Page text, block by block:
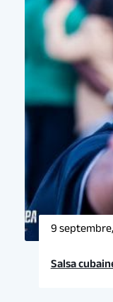
9
Salsa